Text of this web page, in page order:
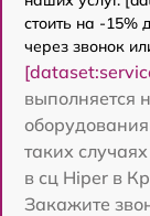
стоить на -15%
через звонок
выполняется
таких
в сц Hiper в
Закажите